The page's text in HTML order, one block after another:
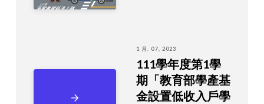
1 月. 07, 2023
111學年度第1學
期「教育部學產基
金設置低收入戶學